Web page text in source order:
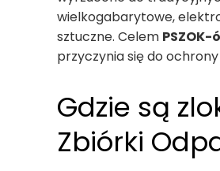
wielkogabarytowe,
sztuczne. Celem PSZOK-
przyczynia się do
Gdzie są
Zbiórki